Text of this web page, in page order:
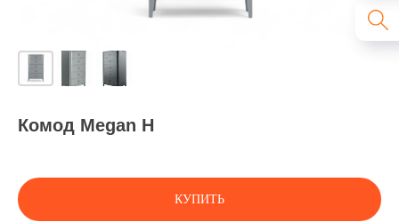
Комод Megan H
КУПИТЬ